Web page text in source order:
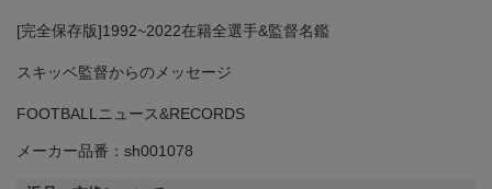
[完全保存版]1992~2022在籍全選手&監督名鑑
スキッベ監督からのメッセージ
FOOTBALLニュース&RECORDS
メーカー品番：sh001078